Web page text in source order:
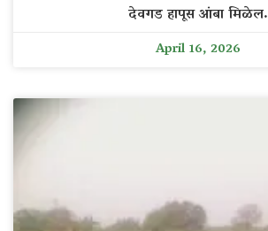
देवगड हापूस आंबा मिळेल.
April 16, 2026